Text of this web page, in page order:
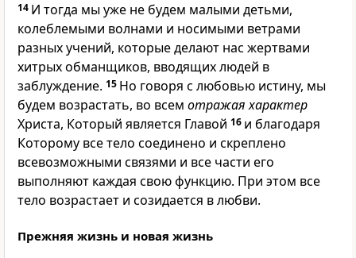
14 И тогда мы уже не будем малыми детьми,
колеблемыми волнами и носимыми ветрами
разных учений, которые делают нас жертвами
хитрых обманщиков, вводящих людей в
заблуждение. 15 Но говоря с любовью истину, мы
будем возрастать, во всем отражая характер
Христа, Который является Главой 16 и благодаря
Которому все тело соединено и скреплено
всевозможными связями и все части его
выполняют каждая свою функцию. При этом все
тело возрастает и созидается в любви.
Прежняя жизнь и новая жизнь